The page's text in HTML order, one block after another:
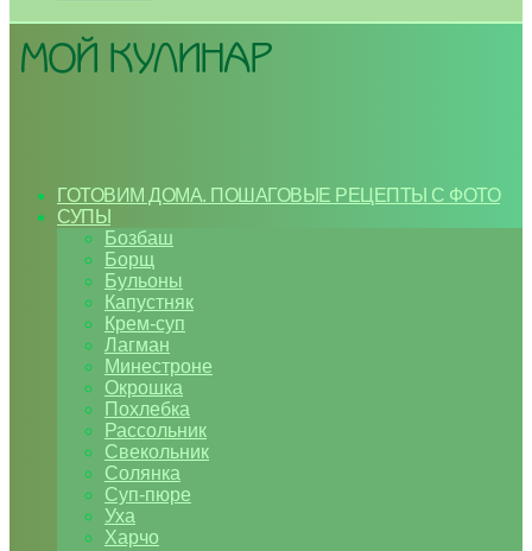
ГОТОВИМ ДОМА. ПОШАГОВЫЕ РЕЦЕПТЫ С ФОТО
СУПЫ
Бозбаш
Борщ
Бульоны
Капустняк
Крем-суп
Лагман
Минестроне
Окрошка
Похлебка
Рассольник
Свекольник
Солянка
Суп-пюре
Уха
Харчо